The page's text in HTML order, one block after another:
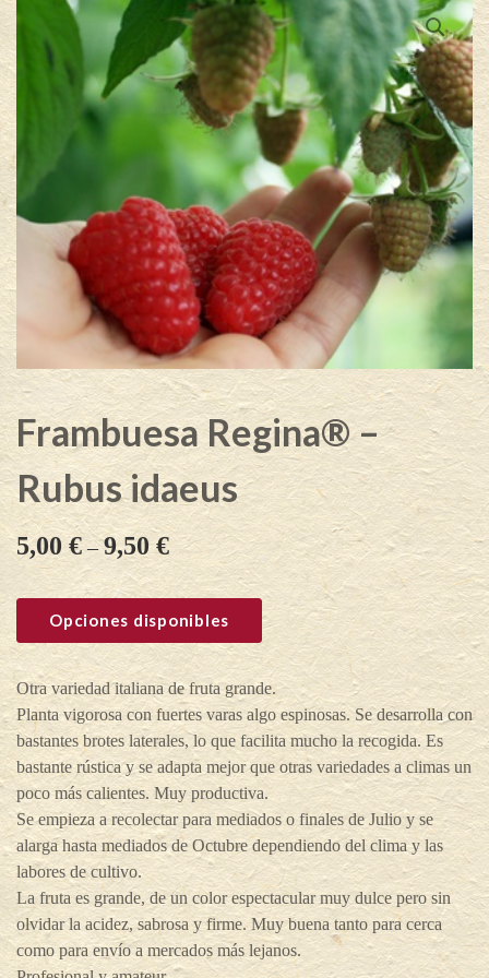
Frambuesa Regina® –
Rubus idaeus
5,00 €–9,50€
Opciones disponibles
Otra variedad italiana de fruta grande.
Planta vigorosa con fuertes varas algo espinosas. Se desarrolla con
bastantes brotes laterales, lo que facilita mucho la recogida. Es
bastante rústica y se adapta mejor que otras variedades a climas un
poco más calientes. Muy productiva.
Se empieza a recolectar para mediados o finales de Julio y se
alarga hasta mediados de Octubre dependiendo del clima y las
labores de cultivo.
La fruta es grande, de un color espectacular muy dulce pero sin
olvidar la acidez, sabrosa y firme. Muy buena tanto para cerca
como para envío a mercados más lejanos.